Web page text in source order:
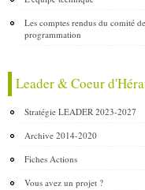
Les comptes rendus du comité de
programmation
Leader & Coeur
Stratégie LEADER 2023-2027
Archive 2014-2020
Fiches Actions
Vous avez un projet ?